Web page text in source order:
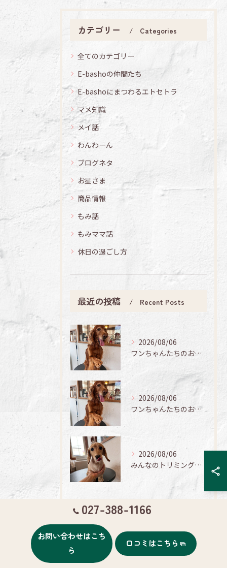
カテゴリー Categories
全てのカテゴリー
E-bashoの仲間たち
E-bashoにまつわるエトセトラ
マメ知識
メイ話
わんわーん
ブログネタ
お星さま
商品情報
もみ話
もみママ話
休日の過ごし方
最近の投稿 Recent Posts
2026/08/06
ワンちゃんたちのお手入れ日記🐶✨
2026/08/06
ワンちゃんたちのお手入れ日記🐶✨
2026/08/06
みんなのトリミング日記🌟
タグ Tags
ポメラニアン
027-388-1166
お問い合わせはこち
ら
口コミはこちら